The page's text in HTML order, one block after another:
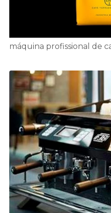
máquina profissional de